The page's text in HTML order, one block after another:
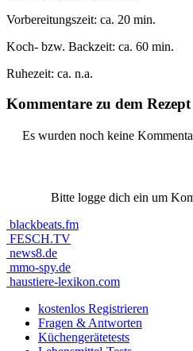
Vorbereitungszeit: ca. 20 min.
Koch- bzw. Backzeit: ca. 60 min.
Ruhezeit: ca. n.a.
Kommentare zu dem Rezept
Es wurden noch keine
Bitte logge dich ein um
blackbeats.fm
FESCH.TV
news8.de
mmo-spy.de
haustiere-lexikon.com
kostenlos Registrieren
Fragen & Antworten
Küchengerätetests